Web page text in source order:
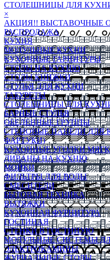
СТОЛЕШНИЦЫ ДЛЯ
×
АКЦИЯ!! ВЫСТАВОЧНЫЕ
РАСПРОДАЖА
КУХНЯ
МОДУЛЬНЫЕ КУХНИ
КУХОННЫЕ ГАРНИТУРЫ
СТОЛЫ НА КУХНЮ
СТОЛЫ КНИЖКИ
СТУЛЬЯ ДЛЯ КУХНИ
ТАБУРЕТЫ
СТОЛЕШНИЦЫ ДЛЯ
БАРНЫЕ СТУЛЬЯ
ОБЕДЕННЫЕ ГРУППЫ
СТЕНОВЫЕ ПАНЕЛИ ДЛЯ
ФАРТУКИ)
КУХОННЫЕ УГОЛКИ
ДИВАНЫ НА КУХНЮ
МОЙКИ
ФИЛЬТРЫ ДЛЯ ВОДЫ
СМЕСИТЕЛИ
БЫТОВАЯ ТЕХНИКА
ВЫТЯЖКИ
КУХОННАЯ ФУРНИТУРА
ГОСТИНАЯ
СТЕНКИ В ГОСТИНУЮ
МОДУЛЬНЫЕ СИСТЕМЫ
ЭЛЕКТРОКАМИНЫ
ЖУРНАЛЬНЫЕ СТОЛЫ